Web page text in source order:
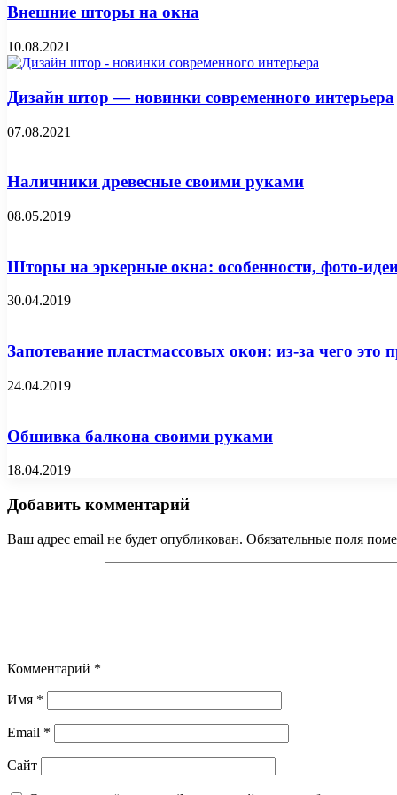
Внешние шторы на окна
10.08.2021
Дизайн штор — новинки современного интерьера
07.08.2021
Наличники древесные своими руками
08.05.2019
Шторы на эркерные окна: особенности, фото-
30.04.2019
Запотевание пластмассовых окон: из-за чего это
24.04.2019
Обшивка балкона своими руками
18.04.2019
Добавить комментарий
Ваш адрес email не будет опубликован. Обязательные поля
Комментарий *
Имя *
Email *
Сайт